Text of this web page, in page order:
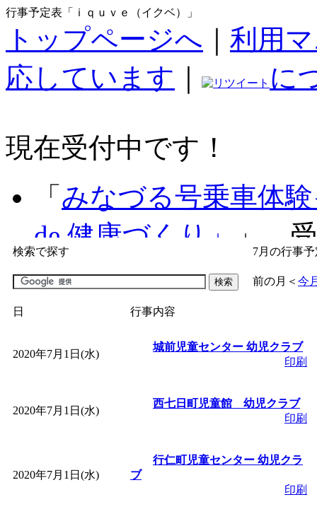
行事予定表「ｉｑｕｖｅ（イクベ）」
トップページへ
利用
応しています
に
現在受付中です！
「 みなづる号乗車体
de 健康づくり」
」 受
「子育て交流広場「
間：2026/07/09～
「皆鶴姫のこびる塾
「 子育て講座「ばん
2026/07/10～2026/08/
子育て交流広場「
検索で探す 7月の行事
前の月 ＜ 今
日 行事内容
2020年7月1日(水)
城前児童センター 幼児クラブ
印刷
2020年7月1日(水)
西七日町児童館 幼児クラブ
印刷
2020年7月1日(水)
行仁町児童センター 幼児クラ
ブ
印刷